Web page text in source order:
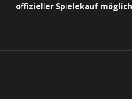
offizieller Spielekauf möglich